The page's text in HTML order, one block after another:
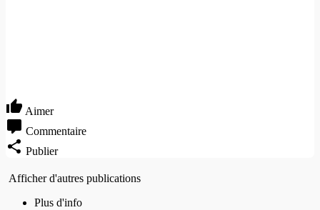
Aimer
Commentaire
Publier
Afficher d'autres publications
Plus d'info